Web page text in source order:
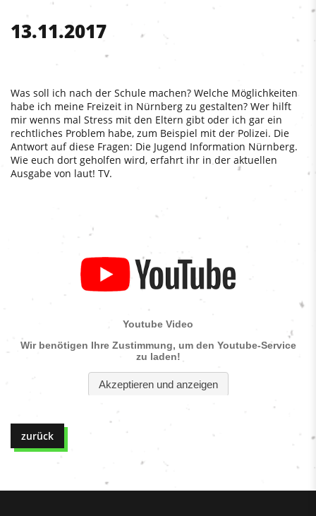
13.11.2017
Was soll ich nach der Schule machen? Welche Möglichkeiten
habe ich meine Freizeit in Nürnberg zu gestalten? Wer hilft
mir wenns mal Stress mit den Eltern gibt oder ich gar ein
rechtliches Problem habe, zum Beispiel mit der Polizei. Die
Antwort auf diese Fragen: Die Jugend Information Nürnberg.
Wie euch dort geholfen wird, erfahrt ihr in der aktuellen
Ausgabe von laut! TV.
zurück